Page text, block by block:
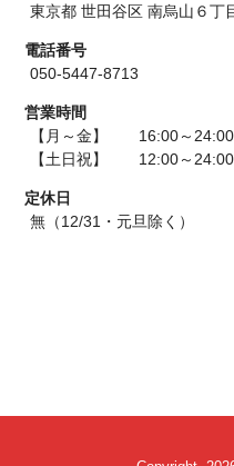
東京都 世田谷区 南烏山６丁
電話番号
050-5447-8713
営業時間
【月～金】 16:00～
【土日祝】 12:00～
定休日
無（12/31・元旦除く）